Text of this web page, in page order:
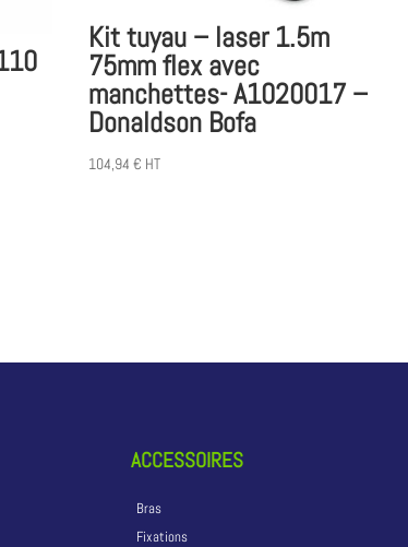
Kit tuyau – laser 1.5m
75mm flex avec
manchettes- A1020017 –
Donaldson Bofa
104,94€ HT
ACCESSOIRES
Bras
Fixations